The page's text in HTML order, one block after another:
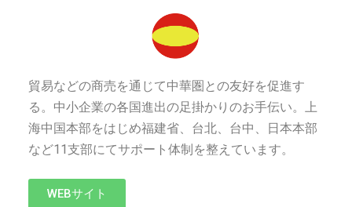
貿易などの商売を通じて中華圏との友好を促進す
る。中小企業の各国進出の足掛かりのお手伝い。上
海中国本部をはじめ福建省、台北、台中、日本本部
など11支部にてサポート体制を整えています。
WEBサイト